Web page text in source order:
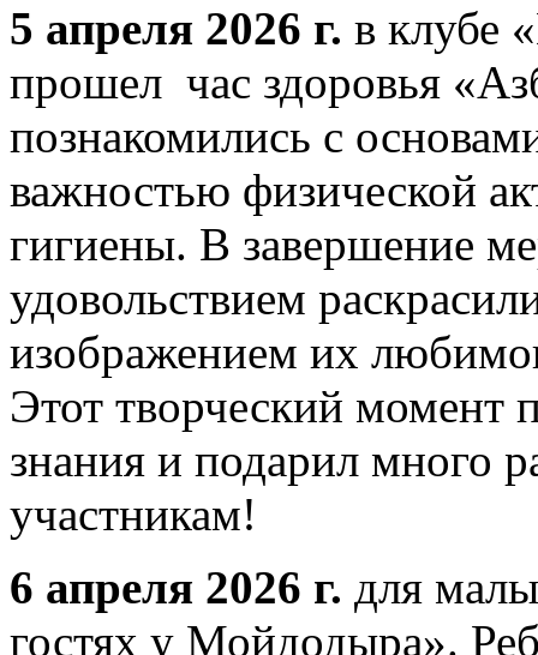
5 апреля 2026 г. в клубе
прошел час здоровья
познакомились с
важностью физической
гигиены. В завершение
удовольствием
изображением их
Этот творческий момент
знания и подарил много
участникам!
6 апреля 2026 г. для
гостях у Мойдодыра».